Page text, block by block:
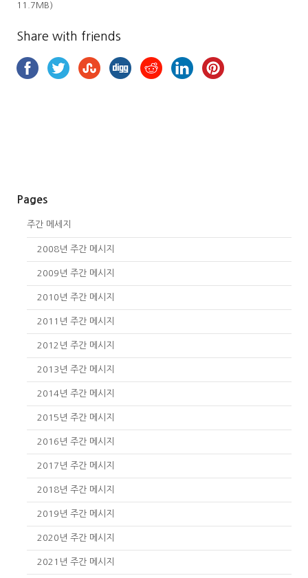
11.7MB)
Share with friends
Pages
주간 메세지
2008년 주간 메시지
2009년 주간 메시지
2010년 주간 메시지
2011년 주간 메시지
2012년 주간 메시지
2013년 주간 메시지
2014년 주간 메시지
2015년 주간 메시지
2016년 주간 메시지
2017년 주간 메시지
2018년 주간 메시지
2019년 주간 메시지
2020년 주간 메시지
2021년 주간 메시지